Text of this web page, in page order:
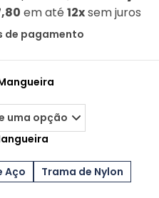
em até 12xsem juros
de pagamento
Aço
Trama de Nylon